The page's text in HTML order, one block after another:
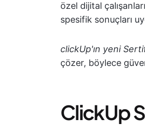
özel dijital
spesifik sonuçları
clickUp'ın yeni
çözer, böylece
ClickUp